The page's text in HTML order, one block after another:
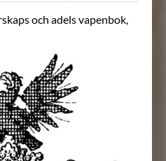
och adels vapenbok,